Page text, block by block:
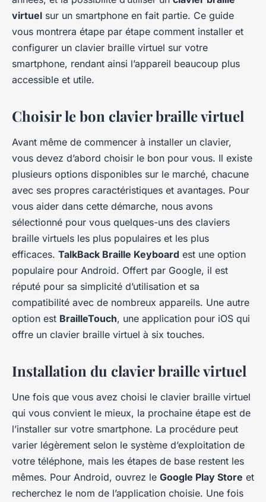
virtuel sur un smartphone en fait partie. Ce guide
vous montrera étape par étape comment installer et
configurer un clavier braille virtuel sur votre
smartphone, rendant ainsi l’appareil beaucoup plus
accessible et utile.
Choisir le bon clavier braille virtuel
Avant même de commencer à installer un clavier,
vous devez d’abord choisir le bon pour vous. Il existe
plusieurs options disponibles sur le marché, chacune
avec ses propres caractéristiques et avantages. Pour
vous aider dans cette démarche, nous avons
sélectionné pour vous quelques-uns des claviers
braille virtuels les plus populaires et les plus
efficaces. TalkBack Braille Keyboard est une option
populaire pour Android. Offert par Google, il est
réputé pour sa simplicité d’utilisation et sa
compatibilité avec de nombreux appareils. Une autre
option est BrailleTouch, une application pour iOS qui
offre un clavier braille virtuel à six touches.
Installation du clavier braille virtuel
Une fois que vous avez choisi le clavier braille virtuel
qui vous convient le mieux, la prochaine étape est de
l’installer sur votre smartphone. La procédure peut
varier légèrement selon le système d’exploitation de
votre téléphone, mais les étapes de base restent les
mêmes. Pour Android, ouvrez le Google Play Store et
recherchez le nom de l’application choisie. Une fois